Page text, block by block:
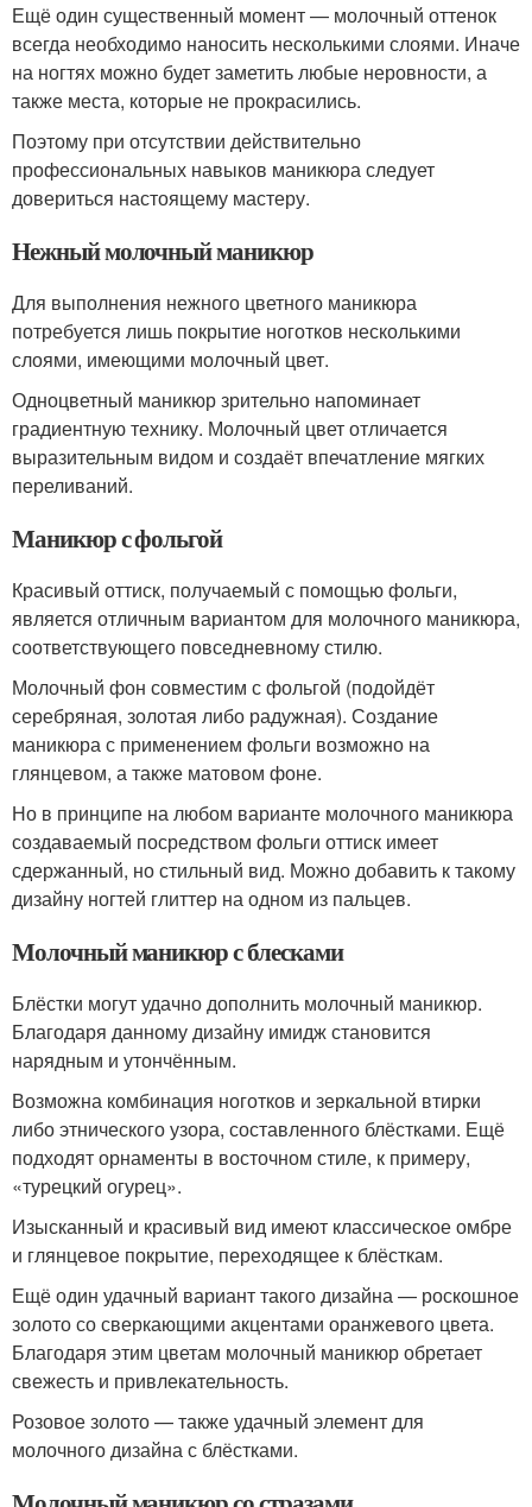
Ещё один существенный момент — молочный оттенок
всегда необходимо наносить несколькими слоями. Иначе
на ногтях можно будет заметить любые неровности, а
также места, которые не прокрасились.
Поэтому при отсутствии действительно
профессиональных навыков маникюра следует
довериться настоящему мастеру.
Нежный молочный маникюр
Для выполнения нежного цветного маникюра
потребуется лишь покрытие ноготков несколькими
слоями, имеющими молочный цвет.
Одноцветный маникюр зрительно напоминает
градиентную технику. Молочный цвет отличается
выразительным видом и создаёт впечатление мягких
переливаний.
Маникюр с фольгой
Красивый оттиск, получаемый с помощью фольги,
является отличным вариантом для молочного маникюра,
соответствующего повседневному стилю.
Молочный фон совместим с фольгой (подойдёт
серебряная, золотая либо радужная). Создание
маникюра с применением фольги возможно на
глянцевом, а также матовом фоне.
Но в принципе на любом варианте молочного маникюра
создаваемый посредством фольги оттиск имеет
сдержанный, но стильный вид. Можно добавить к такому
дизайну ногтей глиттер на одном из пальцев.
Молочный маникюр с блесками
Блёстки могут удачно дополнить молочный маникюр.
Благодаря данному дизайну имидж становится
нарядным и утончённым.
Возможна комбинация ноготков и зеркальной втирки
либо этнического узора, составленного блёстками. Ещё
подходят орнаменты в восточном стиле, к примеру,
«турецкий огурец».
Изысканный и красивый вид имеют классическое омбре
и глянцевое покрытие, переходящее к блёсткам.
Ещё один удачный вариант такого дизайна — роскошное
золото со сверкающими акцентами оранжевого цвета.
Благодаря этим цветам молочный маникюр обретает
свежесть и привлекательность.
Розовое золото — также удачный элемент для
молочного дизайна с блёстками.